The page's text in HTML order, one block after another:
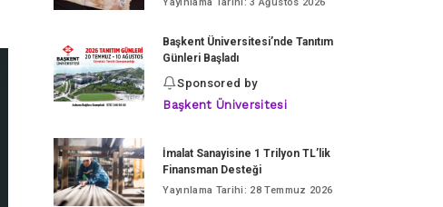
Başkent Üniversitesi’nde Tanıtım
Günleri Başladı
Sponsored by
Başkent Üniversitesi
İmalat Sanayisine 1 Trilyon TL’lik
Finansman Desteği
Yayınlama Tarihi: 28 Temmuz 2026